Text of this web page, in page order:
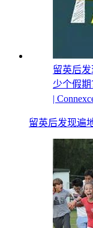
留英后
少个假
|
留英后发现遍